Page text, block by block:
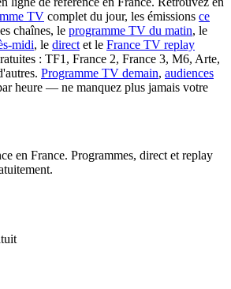
TV complet du jour, les émissions ce
chaînes, le programme TV du matin, le
midi, le direct et le France TV replay
: TF1, France 2, France 3, M6, Arte,
Programme TV demain, audiences
heure — ne manquez plus jamais votre
en France. Programmes, direct et replay